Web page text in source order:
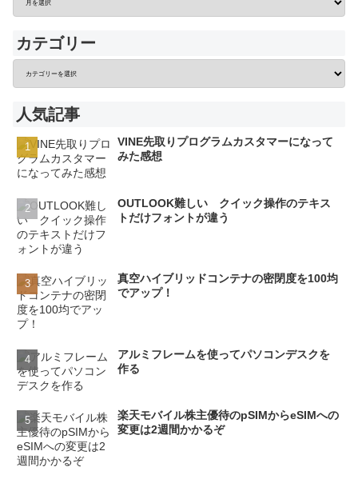
カテゴリー
人気記事
VINE先取りプログラムカスタマーになって
みた感想
OUTLOOK難しい クイック操作のテキス
トだけフォントが違う
真空ハイブリッドコンテナの密閉度を100均
でアップ！
アルミフレームを使ってパソコンデスクを
作る
楽天モバイル株主優待のpSIMからeSIMへの
変更は2週間かかるぞ